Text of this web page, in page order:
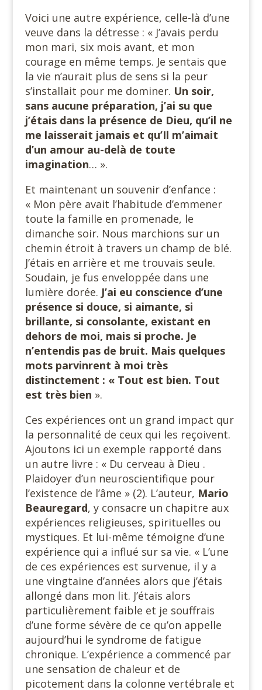
Voici une autre expérience, celle-là d’une
veuve dans la détresse : « J’avais perdu
mon mari, six mois avant, et mon
courage en même temps. Je sentais que
la vie n’aurait plus de sens si la peur
s’installait pour me dominer. Un soir,
sans aucune préparation, j’ai su que
j’étais dans la présence de Dieu, qu’il ne
me laisserait jamais et qu’Il m’aimait
d’un amour au-delà de toute
imagination… ».
Et maintenant un souvenir d’enfance :
« Mon père avait l’habitude d’emmener
toute la famille en promenade, le
dimanche soir. Nous marchions sur un
chemin étroit à travers un champ de blé.
J’étais en arrière et me trouvais seule.
Soudain, je fus enveloppée dans une
lumière dorée. J’ai eu conscience d’une
présence si douce, si aimante, si
brillante, si consolante, existant en
dehors de moi, mais si proche. Je
n’entendis pas de bruit. Mais quelques
mots parvinrent à moi très
distinctement : « Tout est bien. Tout
est très bien ».
Ces expériences ont un grand impact qur
la personnalité de ceux qui les reçoivent.
Ajoutons ici un exemple rapporté dans
un autre livre : « Du cerveau à Dieu .
Plaidoyer d’un neuroscientifique pour
l’existence de l’âme » (2). L’auteur, Mario
Beauregard, y consacre un chapitre aux
expériences religieuses, spirituelles ou
mystiques. Et lui-même témoigne d’une
expérience qui a influé sur sa vie. « L’une
de ces expériences est survenue, il y a
une vingtaine d’années alors que j’étais
allongé dans mon lit. J’étais alors
particulièrement faible et je souffrais
d’une forme sévère de ce qu’on appelle
aujourd’hui le syndrome de fatigue
chronique. L’expérience a commencé par
une sensation de chaleur et de
picotement dans la colonne vertébrale et